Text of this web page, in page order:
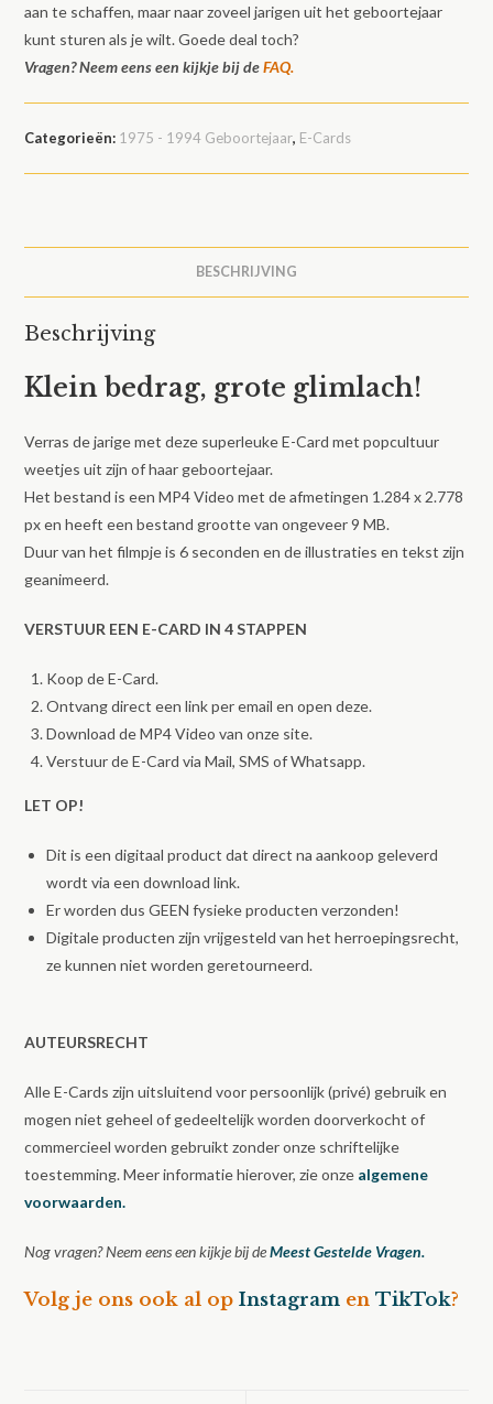
aan te schaffen, maar naar zoveel jarigen uit het geboortejaar
kunt sturen als je wilt. Goede deal toch?
Vragen? Neem eens een kijkje bij de FAQ.
Categorieën: 1975 - 1994 Geboortejaar, E-Cards
BESCHRIJVING
Beschrijving
Klein bedrag, grote glimlach!
Verras de jarige met deze superleuke E-Card met popcultuur
weetjes uit zijn of haar geboortejaar.
Het bestand is een MP4 Video met de afmetingen 1.284 x 2.778
px en heeft een bestand grootte van ongeveer 9 MB.
Duur van het filmpje is 6 seconden en de illustraties en tekst zijn
geanimeerd.
VERSTUUR EEN E-CARD IN 4 STAPPEN
Koop de E-Card.
Ontvang direct een link per email en open deze.
Download de MP4 Video van onze site.
Verstuur de E-Card via Mail, SMS of Whatsapp.
LET OP!
Dit is een digitaal product dat direct na aankoop geleverd
wordt via een download link.
Er worden dus GEEN fysieke producten verzonden!
Digitale producten zijn vrijgesteld van het herroepingsrecht,
ze kunnen niet worden geretourneerd.
AUTEURSRECHT
Alle E-Cards zijn uitsluitend voor persoonlijk (privé) gebruik en
mogen niet geheel of gedeeltelijk worden doorverkocht of
commercieel worden gebruikt zonder onze schriftelijke
toestemming. Meer informatie hierover, zie onze algemene
voorwaarden.
Nog vragen? Neem eens een kijkje bij deMeest Gestelde Vragen.
Volg je ons ook al opInstagram enTikTok?